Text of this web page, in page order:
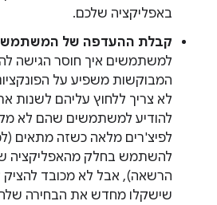
באפליקציה שלכם.
קבלת ההעדפה של
למשתמשים איך חוסר הגישה
המבוקשות משפיע על
לא צריך ללחוץ עליהם לשנות
להודיע למשתמשים שהם לא
לפיצ'רים מלאה כשזה מתאים
להשתמש בחלק מהאפליקציה
הרשאה), אבל לא מכובד להציק
שישקלו מחדש את הבחירה